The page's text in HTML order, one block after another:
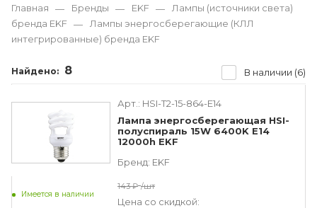
Главная — Бренды — EKF —
Лампы (источники света)
бренда EKF —
Лампы энергосберегающие (КЛЛ
интегрированные) бренда EKF
Найдено: 8 В наличии (6)
Арт.: HSI-T2-15-864-E14
Лампа энергосберегающая HSI-
полуспираль 15W 6400K E14
12000h EKF
Бренд: EKF
Имеется в наличии
143 ₽ /шт
Цена со скидкой: